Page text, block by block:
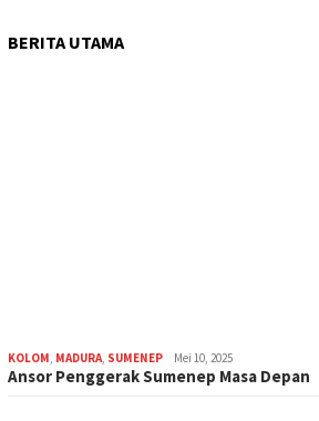
BERITA UTAMA
KOLOM MADURA SUMENEP Mei 10, 2025
Ansor Penggerak Sumenep Masa Depan